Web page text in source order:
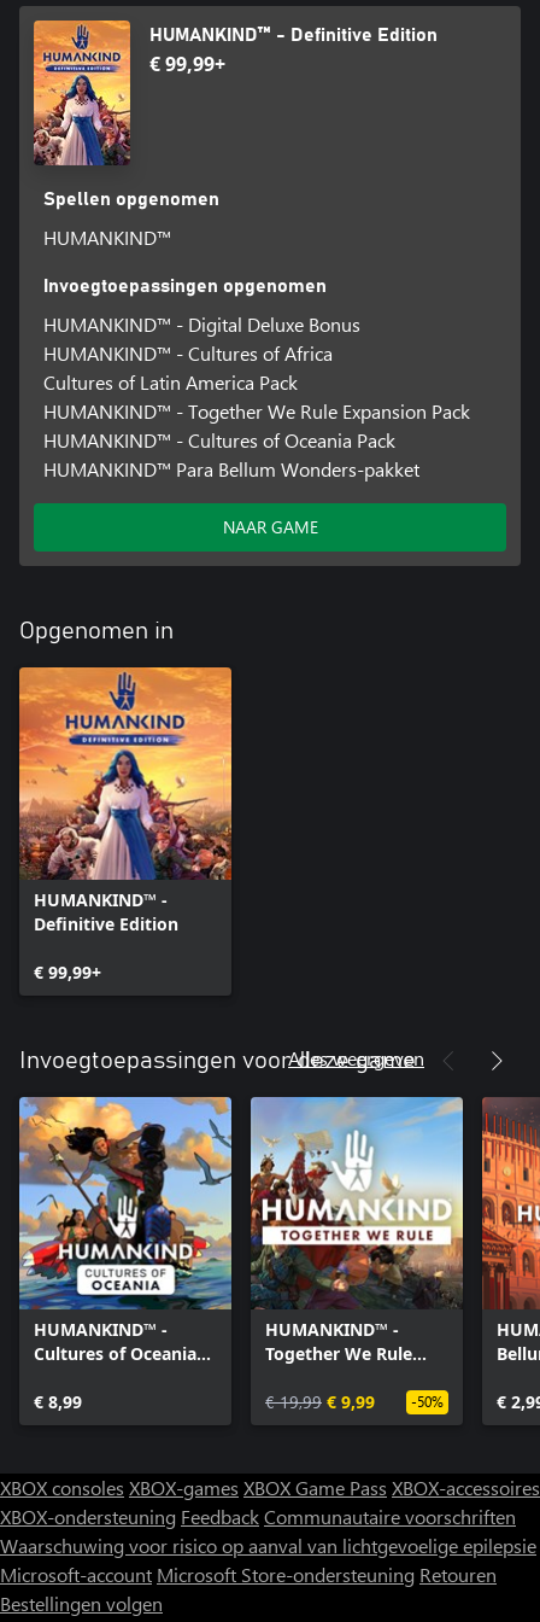
HUMANKIND™ - Definitive Edition
€ 99,99+
Spellen opgenomen
HUMANKIND™
Invoegtoepassingen opgenomen
HUMANKIND™ - Digital Deluxe Bonus
HUMANKIND™ - Cultures of Africa
Cultures of Latin America Pack
HUMANKIND™ - Together We Rule Expansion Pack
HUMANKIND™ - Cultures of Oceania Pack
HUMANKIND™ Para Bellum Wonders-pakket
NAAR GAME
Opgenomen in
HUMANKIND™ -
Definitive Edition
€ 99,99+
Invoegtoepassingen voor deze game
Alles weergeven
HUMANKIND™ -
Cultures of Oceania
€ 8,99
HUMANKIND™ -
Together We Rule
€ 19,99 € 9,99 -50%
€
XBOX consoles XBOX-games XBOX Game Pass XBOX-accessoires
XBOX-ondersteuning FeedbackCommunautaire voorschriften
Waarschuwing voor risico op aanval van lichtgevoelige epilepsie
Microsoft-account Microsoft Store-ondersteuning Retouren
Bestellingen volgen